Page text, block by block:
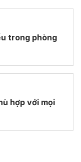
trong phòng
hợp với mọi